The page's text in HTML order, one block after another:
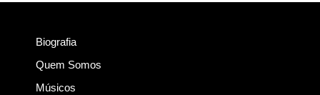
Biografia
Quem Somos
Músicos